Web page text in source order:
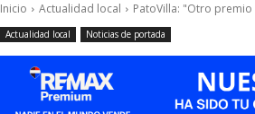
Inicio Actualidad local PatoVilla: "Otro
Actualidad local Noticias de portada